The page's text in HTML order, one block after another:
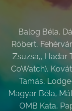
Balog Béla,
Róbert,
Zsuzsa,, Hadar
CoWatch),
Tamás,
Magyar Béla,
OMB Kata,